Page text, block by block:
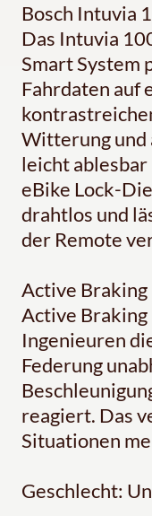
Bosch Intuvia
Das Intuvia
Smart System
Fahrdaten auf
Witterung und
leicht
eBike Lock-
drahtlos und
der Remote
Active Braking
Active
Ingenieuren
Federung
reagiert. Das
Situationen
Geschlecht: